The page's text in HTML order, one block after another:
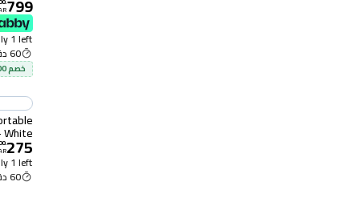
799
1 left
60 دقيقة
خصم 100 ريال أو 10%
275
.
1 left
60 دقيقة